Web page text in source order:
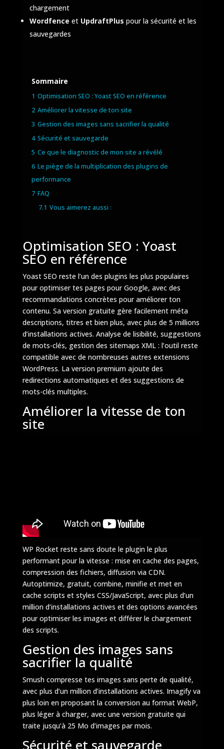
chargement
Wordfence et UpdraftPlus pour la sécurité et les
sauvegardes
Sommaire
1 Optimisation SEO : Yoast SEO en référence
2 Améliorer la vitesse de ton site
3 Gestion des images sans sacrifier la qualité
4 Sécurité et sauvegarde
5 Ce que le diagnostic de mon site a révélé
6 Le piège de la multiplication des plugins de
performance
7 FAQ
7.1 Vous aimerez aussi :
Optimisation SEO : Yoast
SEO en référence
Yoast SEO reste l’un des plugins les plus populaires
pour optimiser tes pages pour Google, avec des
recommandations concrètes pour améliorer ton
contenu. Sa version gratuite gère facilement méta
descriptions, titres et bien plus, avec plus de 5 millions
d’installations actives. Analyse de lisibilité, suggestions
de mots-clés, gestion des sitemaps XML : l’outil reste
compatible avec de nombreuses autres extensions
WordPress. La version premium ajoute des
redirections automatiques et des suggestions de
mots-clés multiples.
Améliorer la vitesse de ton
site
WP Rocket reste sans doute le plugin le plus
performant pour la vitesse : mise en cache des pages,
compression des fichiers, diffusion via CDN.
Autoptimize, gratuit, combine, minifie et met en
cache scripts et styles CSS/JavaScript, avec plus d’un
million d’installations actives et des options avancées
pour optimiser les images et différer le chargement
des scripts.
Gestion des images sans
sacrifier la qualité
Smush compresse tes images sans perte de qualité,
avec plus d’un million d’installations actives. Imagify va
plus loin en proposant la conversion au format WebP,
plus léger à charger, avec une version gratuite qui
traite jusqu’à 25 Mo d’images par mois.
Sécurité et sauvegarde